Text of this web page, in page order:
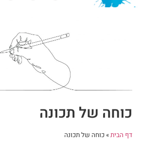
כוחה של תכונה
דף הבית» כוחה של תכונה